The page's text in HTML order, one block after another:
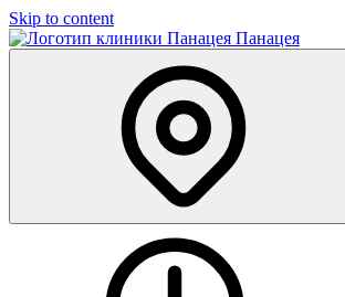
Skip to content
Панацея